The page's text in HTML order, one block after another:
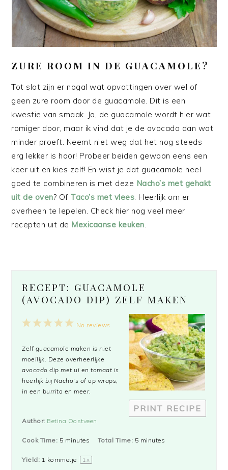
ZURE ROOM IN DE GUACAMOLE?
Tot slot zijn er nogal wat opvattingen over wel of
geen zure room door de guacamole. Dit is een
kwestie van smaak. Ja, de guacamole wordt hier wat
romiger door, maar ik vind dat je de avocado dan wat
minder proeft. Neemt niet weg dat het nog steeds
erg lekker is hoor! Probeer beiden gewoon eens een
keer uit en kies zelf! En wist je dat guacamole heel
goed te combineren is met deze Nacho’s met gehakt
uit de oven? Of Taco’s met vlees. Heerlijk om er
overheen te lepelen. Check hier nog veel meer
recepten uit de Mexicaanse keuken.
RECEPT: GUACAMOLE
(AVOCADO DIP) ZELF MAKEN
PRINT RECIPE
5
4
3
2
1
No reviews
Zelf guacamole maken is niet
moeilijk. Deze overheerlijke
avocado dip met ui en tomaat is
heerlijk bij Nacho’s of op wraps,
in een burrito en meer.
Author: Betina Oostveen
Cook Time: 5 minutes Total Time: 5 minutes
Yield: 1 kommetje 1x